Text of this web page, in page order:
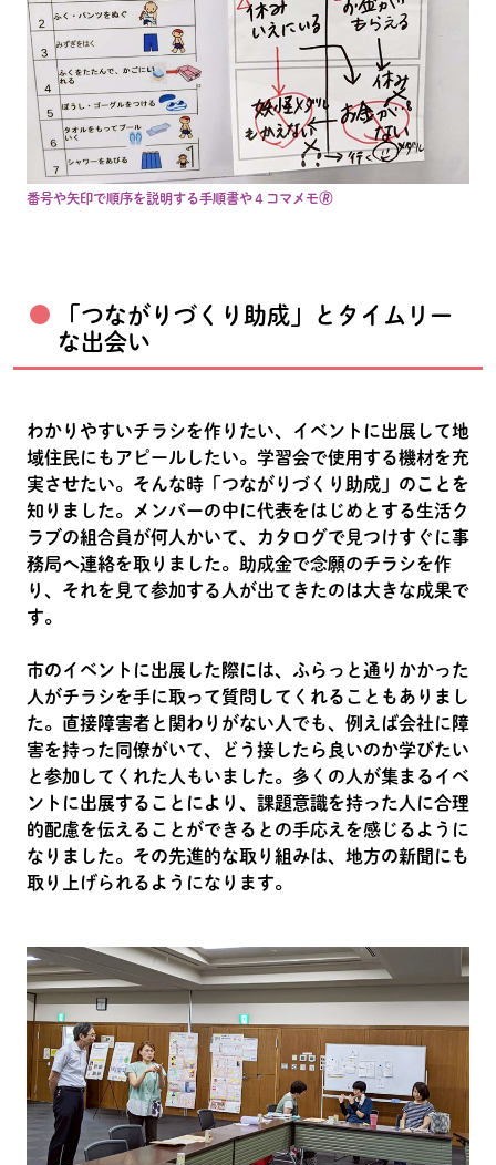
番号や矢印で順序を説明する手順書や４コマメモ🄬
「つながりづくり助成」とタイムリー
な出会い
わかりやすいチラシを作りたい、イベントに出展して地
域住民にもアピールしたい。学習会で使用する機材を充
実させたい。そんな時「つながりづくり助成」のことを
知りました。メンバーの中に代表をはじめとする生活ク
ラブの組合員が何人かいて、カタログで見つけすぐに事
務局へ連絡を取りました。助成金で念願のチラシを作
り、それを見て参加する人が出てきたのは大きな成果で
す。
市のイベントに出展した際には、ふらっと通りかかった
人がチラシを手に取って質問してくれることもありまし
た。直接障害者と関わりがない人でも、例えば会社に障
害を持った同僚がいて、どう接したら良いのか学びたい
と参加してくれた人もいました。多くの人が集まるイベ
ントに出展することにより、課題意識を持った人に合理
的配慮を伝えることができるとの手応えを感じるように
なりました。その先進的な取り組みは、地方の新聞にも
取り上げられるようになります。